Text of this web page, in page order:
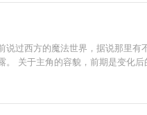
过西方的魔法世界，据说那里
关于主角的容貌，前期是变化